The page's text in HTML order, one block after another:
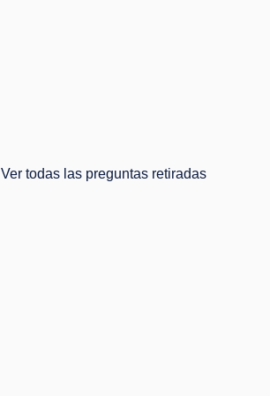
Ver todas las preguntas retiradas